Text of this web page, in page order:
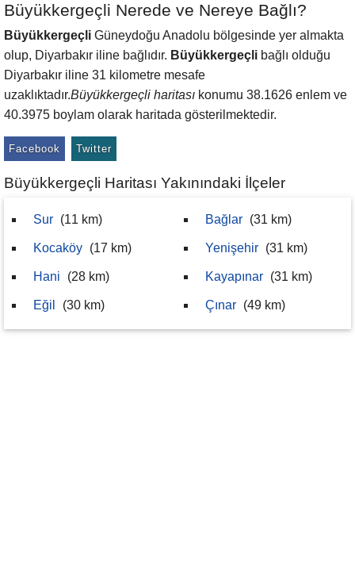
Büyükkergeçli Nerede ve Nereye Bağlı?
Büyükkergeçli Güneydoğu Anadolu bölgesinde yer almakta
olup, Diyarbakır iline bağlıdır. Büyükkergeçli bağlı olduğu
Diyarbakır iline 31 kilometre mesafe
uzaklıktadır.Büyükkergeçli haritası konumu 38.1626 enlem ve
40.3975 boylam olarak haritada gösterilmektedir.
Facebook Twitter
Büyükkergeçli Haritası Yakınındaki İlçeler
Sur (11 km)
Kocaköy (17 km)
Hani (28 km)
Eğil (30 km)
Bağlar (31 km)
Yenişehir (31 km)
Kayapınar (31 km)
Çınar (49 km)